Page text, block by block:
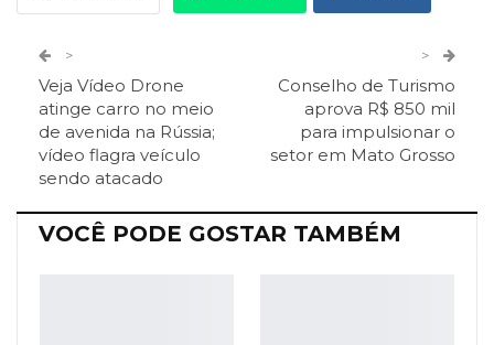
Pinterest
Facebook Messenger Viber O email
>
Veja Vídeo Drone
atinge carro no meio
de avenida na Rússia;
vídeo flagra veículo
sendo atacado
>
Conselho de Turismo
aprova R$ 850 mil
para impulsionar o
setor em Mato Grosso
VOCÊ PODE GOSTAR TAMBÉM